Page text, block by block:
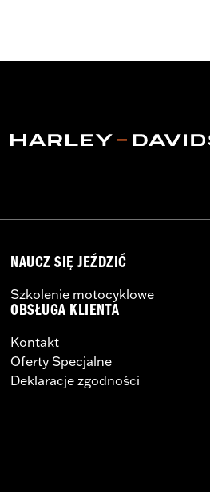
NAUCZ SIĘ JEŹDZIĆ
Szkolenie motocyklowe
OBSŁUGA KLIENTA
Kontakt
Oferty Specjalne
Deklaracje zgodności